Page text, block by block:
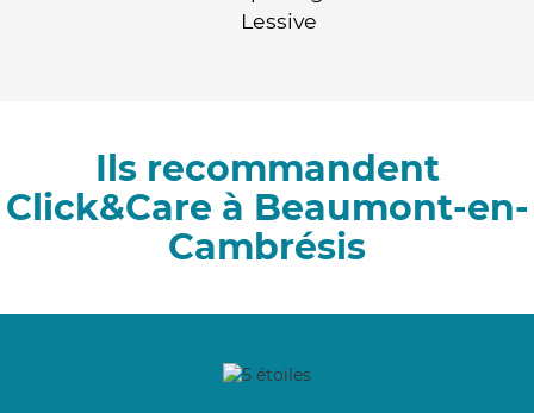
Lessive
Ils recommandent
Click&Care à Beaumont-en-
Cambrésis